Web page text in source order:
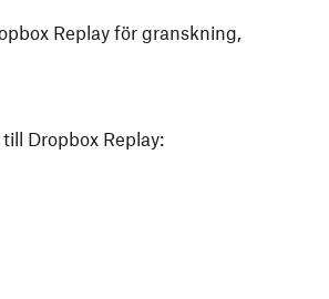
Replay för granskning,
Dropbox Replay: